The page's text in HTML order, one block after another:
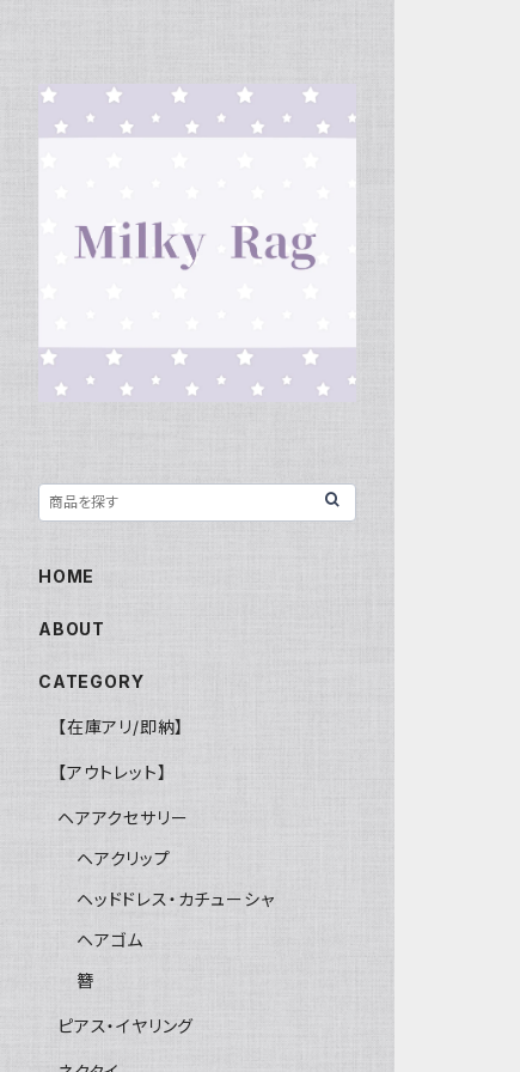
HOME
ABOUT
CATEGORY
【在庫アリ/即納】
【アウトレット】
ヘアアクセサリー
ヘアクリップ
ヘッドドレス・カチューシャ
ヘアゴム
簪
ピアス・イヤリング